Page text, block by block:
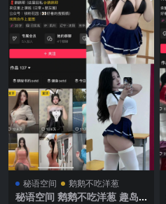
秘语空间 鹅鹅不吃洋葱
秘语空间 鹅鹅不吃洋葱 趣岛